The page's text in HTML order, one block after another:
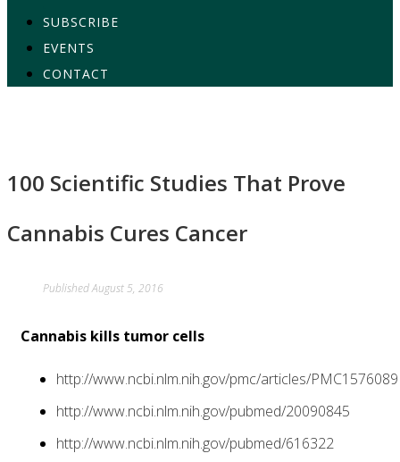
SUBSCRIBE
EVENTS
CONTACT
100 Scientific Studies That Prove
Cannabis Cures Cancer
PublishedAugust 5, 2016
Cannabis kills tumor cells
http://www.ncbi.nlm.nih.gov/pmc/articles/PMC1576089
http://www.ncbi.nlm.nih.gov/pubmed/20090845
http://www.ncbi.nlm.nih.gov/pubmed/616322